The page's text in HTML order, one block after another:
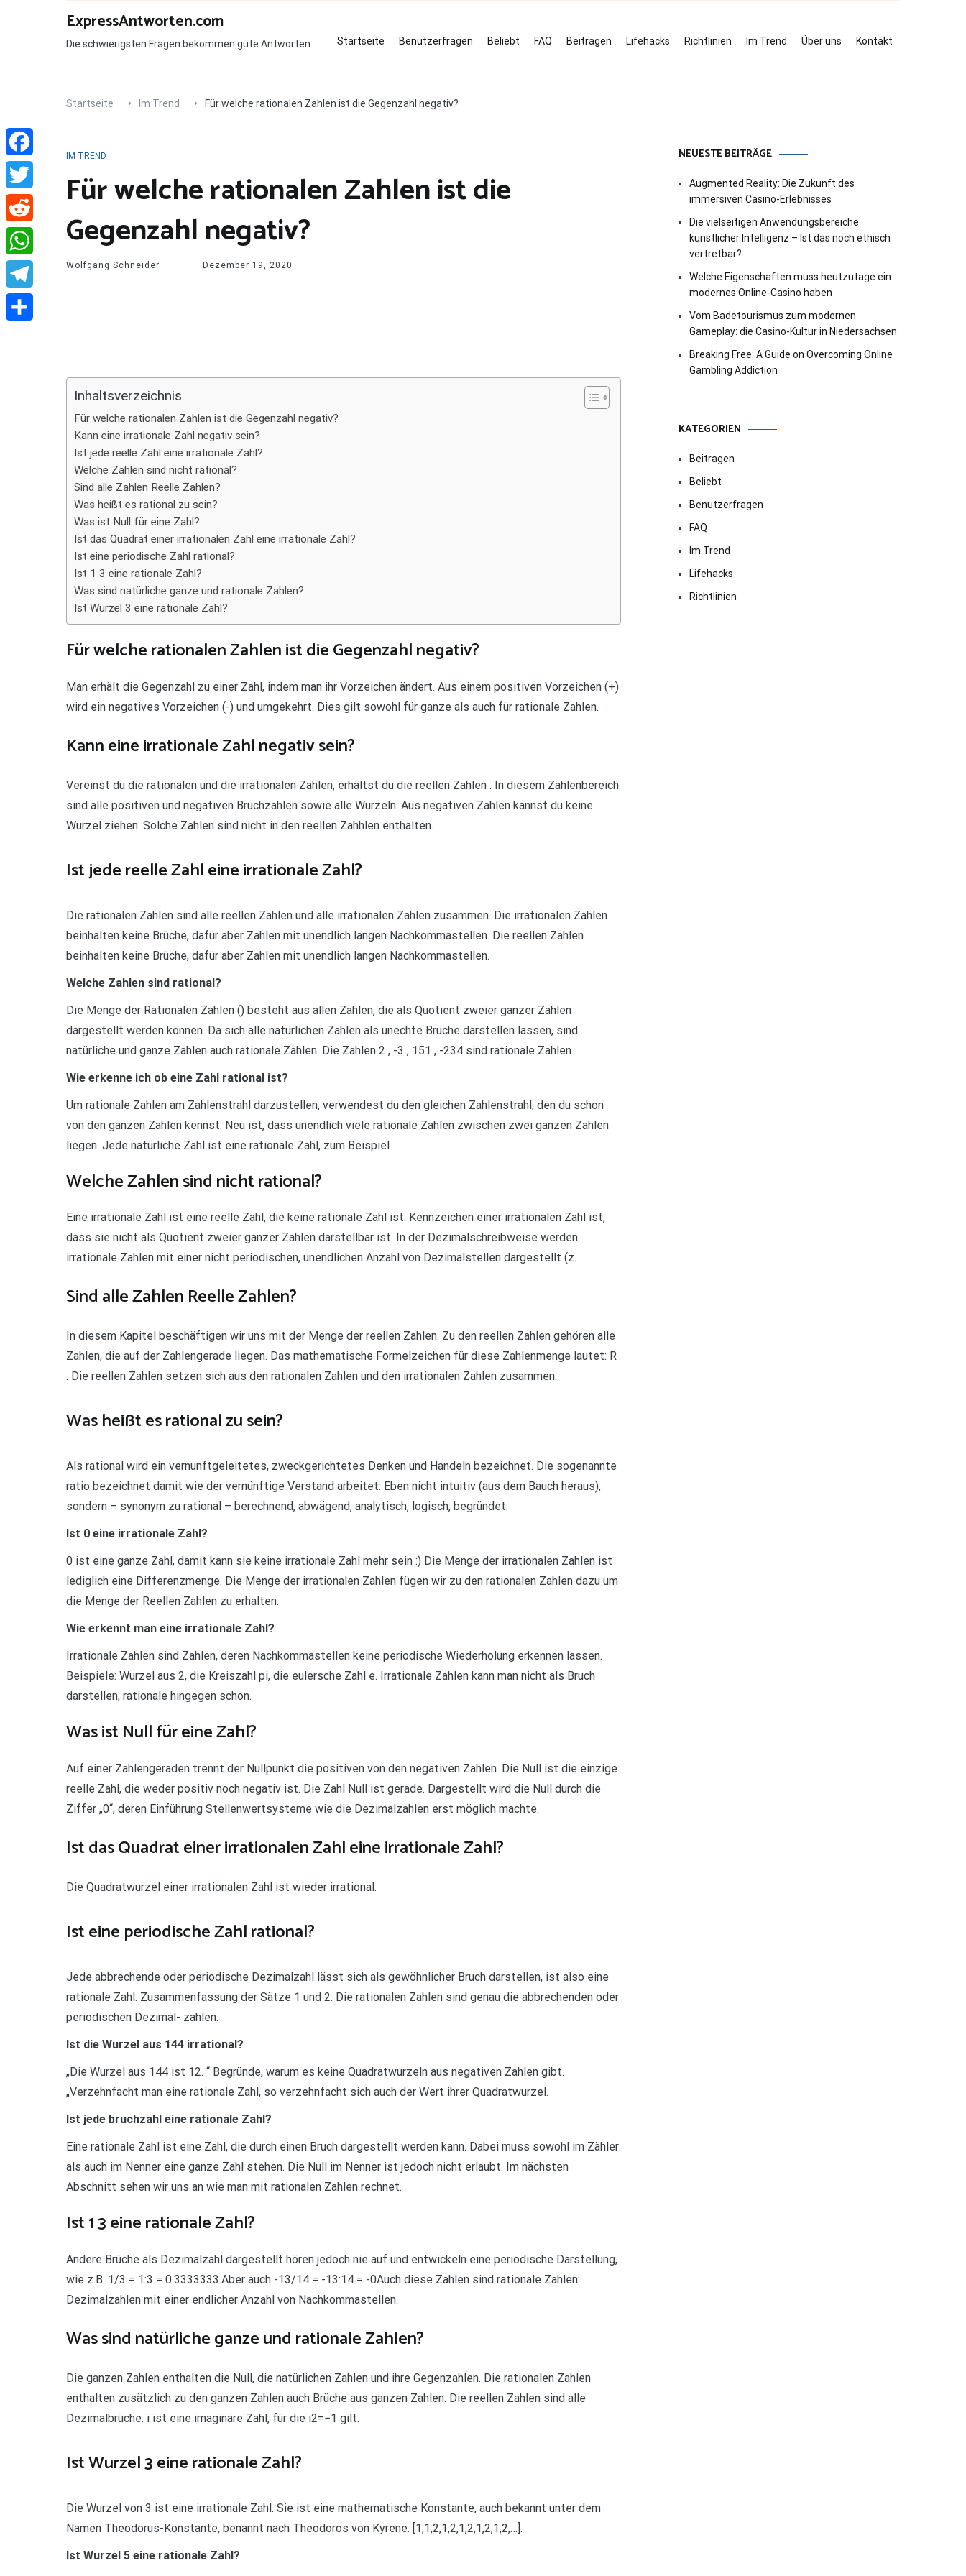
ExpressAntworten.com
Die schwierigsten Fragen bekommen gute Antworten Startseite Benutzerfragen Beliebt FAQ Beitragen Lifehacks Richtlinien Im Trend Über uns Kontakt
Startseite Im Trend Für welche rationalen Zahlen ist die Gegenzahl negativ?
IM TREND
Für welche rationalen Zahlen ist die
Gegenzahl negativ?
Wolfgang Schneider Dezember 19, 2020
Inhaltsverzeichnis
Für welche rationalen Zahlen ist die Gegenzahl negativ?
Kann eine irrationale Zahl negativ sein?
Ist jede reelle Zahl eine irrationale Zahl?
Welche Zahlen sind nicht rational?
Sind alle Zahlen Reelle Zahlen?
Was heißt es rational zu sein?
Was ist Null für eine Zahl?
Ist das Quadrat einer irrationalen Zahl eine irrationale Zahl?
Ist eine periodische Zahl rational?
Ist 1 3 eine rationale Zahl?
Was sind natürliche ganze und rationale Zahlen?
Ist Wurzel 3 eine rationale Zahl?
Für welche rationalen Zahlen ist die Gegenzahl negativ?
Man erhält die Gegenzahl zu einer Zahl, indem man ihr Vorzeichen ändert. Aus einem positiven Vorzeichen (+)
wird ein negatives Vorzeichen (-) und umgekehrt. Dies gilt sowohl für ganze als auch für rationale Zahlen.
Kann eine irrationale Zahl negativ sein?
Vereinst du die rationalen und die irrationalen Zahlen, erhältst du die reellen Zahlen . In diesem Zahlenbereich
sind alle positiven und negativen Bruchzahlen sowie alle Wurzeln. Aus negativen Zahlen kannst du keine
Wurzel ziehen. Solche Zahlen sind nicht in den reellen Zahhlen enthalten.
Ist jede reelle Zahl eine irrationale Zahl?
Die rationalen Zahlen sind alle reellen Zahlen und alle irrationalen Zahlen zusammen. Die irrationalen Zahlen
beinhalten keine Brüche, dafür aber Zahlen mit unendlich langen Nachkommastellen. Die reellen Zahlen
beinhalten keine Brüche, dafür aber Zahlen mit unendlich langen Nachkommastellen.
Welche Zahlen sind rational?
Die Menge der Rationalen Zahlen () besteht aus allen Zahlen, die als Quotient zweier ganzer Zahlen
dargestellt werden können. Da sich alle natürlichen Zahlen als unechte Brüche darstellen lassen, sind
natürliche und ganze Zahlen auch rationale Zahlen. Die Zahlen 2 , -3 , 151 , -234 sind rationale Zahlen.
Wie erkenne ich ob eine Zahl rational ist?
Um rationale Zahlen am Zahlenstrahl darzustellen, verwendest du den gleichen Zahlenstrahl, den du schon
von den ganzen Zahlen kennst. Neu ist, dass unendlich viele rationale Zahlen zwischen zwei ganzen Zahlen
liegen. Jede natürliche Zahl ist eine rationale Zahl, zum Beispiel
Welche Zahlen sind nicht rational?
Eine irrationale Zahl ist eine reelle Zahl, die keine rationale Zahl ist. Kennzeichen einer irrationalen Zahl ist,
dass sie nicht als Quotient zweier ganzer Zahlen darstellbar ist. In der Dezimalschreibweise werden
irrationale Zahlen mit einer nicht periodischen, unendlichen Anzahl von Dezimalstellen dargestellt (z.
Sind alle Zahlen Reelle Zahlen?
In diesem Kapitel beschäftigen wir uns mit der Menge der reellen Zahlen. Zu den reellen Zahlen gehören alle
Zahlen, die auf der Zahlengerade liegen. Das mathematische Formelzeichen für diese Zahlenmenge lautet: R
. Die reellen Zahlen setzen sich aus den rationalen Zahlen und den irrationalen Zahlen zusammen.
Was heißt es rational zu sein?
Als rational wird ein vernunftgeleitetes, zweckgerichtetes Denken und Handeln bezeichnet. Die sogenannte
ratio bezeichnet damit wie der vernünftige Verstand arbeitet: Eben nicht intuitiv (aus dem Bauch heraus),
sondern – synonym zu rational – berechnend, abwägend, analytisch, logisch, begründet.
Ist 0 eine irrationale Zahl?
0 ist eine ganze Zahl, damit kann sie keine irrationale Zahl mehr sein :) Die Menge der irrationalen Zahlen ist
lediglich eine Differenzmenge. Die Menge der irrationalen Zahlen fügen wir zu den rationalen Zahlen dazu um
die Menge der Reellen Zahlen zu erhalten.
Wie erkennt man eine irrationale Zahl?
Irrationale Zahlen sind Zahlen, deren Nachkommastellen keine periodische Wiederholung erkennen lassen.
Beispiele: Wurzel aus 2, die Kreiszahl pi, die eulersche Zahl e. Irrationale Zahlen kann man nicht als Bruch
darstellen, rationale hingegen schon.
Was ist Null für eine Zahl?
Auf einer Zahlengeraden trennt der Nullpunkt die positiven von den negativen Zahlen. Die Null ist die einzige
reelle Zahl, die weder positiv noch negativ ist. Die Zahl Null ist gerade. Dargestellt wird die Null durch die
Ziffer „0“, deren Einführung Stellenwertsysteme wie die Dezimalzahlen erst möglich machte.
Ist das Quadrat einer irrationalen Zahl eine irrationale Zahl?
Die Quadratwurzel einer irrationalen Zahl ist wieder irrational.
Ist eine periodische Zahl rational?
Jede abbrechende oder periodische Dezimalzahl lässt sich als gewöhnlicher Bruch darstellen, ist also eine
rationale Zahl. Zusammenfassung der Sätze 1 und 2: Die rationalen Zahlen sind genau die abbrechenden oder
periodischen Dezimal- zahlen.
Ist die Wurzel aus 144 irrational?
„Die Wurzel aus 144 ist 12. “ Begründe, warum es keine Quadratwurzeln aus negativen Zahlen gibt.
„Verzehnfacht man eine rationale Zahl, so verzehnfacht sich auch der Wert ihrer Quadratwurzel.
Ist jede bruchzahl eine rationale Zahl?
Eine rationale Zahl ist eine Zahl, die durch einen Bruch dargestellt werden kann. Dabei muss sowohl im Zähler
als auch im Nenner eine ganze Zahl stehen. Die Null im Nenner ist jedoch nicht erlaubt. Im nächsten
Abschnitt sehen wir uns an wie man mit rationalen Zahlen rechnet.
Ist 1 3 eine rationale Zahl?
Andere Brüche als Dezimalzahl dargestellt hören jedoch nie auf und entwickeln eine periodische Darstellung,
wie z.B. 1/3 = 1:3 = 0.3333333.Aber auch -13/14 = -13:14 = -0Auch diese Zahlen sind rationale Zahlen:
Dezimalzahlen mit einer endlicher Anzahl von Nachkommastellen.
Was sind natürliche ganze und rationale Zahlen?
Die ganzen Zahlen enthalten die Null, die natürlichen Zahlen und ihre Gegenzahlen. Die rationalen Zahlen
enthalten zusätzlich zu den ganzen Zahlen auch Brüche aus ganzen Zahlen. Die reellen Zahlen sind alle
Dezimalbrüche. i ist eine imaginäre Zahl, für die i2=−1 gilt.
Ist Wurzel 3 eine rationale Zahl?
Die Wurzel von 3 ist eine irrationale Zahl. Sie ist eine mathematische Konstante, auch bekannt unter dem
Namen Theodorus-Konstante, benannt nach Theodoros von Kyrene. [1;1,2,1,2,1,2,1,2,1,2,…].
Ist Wurzel 5 eine rationale Zahl?
NEUESTE BEITRÄGE
Augmented Reality: Die Zukunft des
immersiven Casino-Erlebnisses
Die vielseitigen Anwendungsbereiche
künstlicher Intelligenz – Ist das noch ethisch
vertretbar?
Welche Eigenschaften muss heutzutage ein
modernes Online-Casino haben
Vom Badetourismus zum modernen
Gameplay: die Casino-Kultur in Niedersachsen
Breaking Free: A Guide on Overcoming Online
Gambling Addiction
KATEGORIEN
Beitragen
Beliebt
Benutzerfragen
FAQ
Im Trend
Lifehacks
Richtlinien
Facebook
Twitter
Reddit
WhatsApp
Telegram